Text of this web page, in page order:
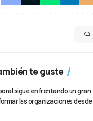
te guste
sigue enfrentando un gran
las organizaciones desde